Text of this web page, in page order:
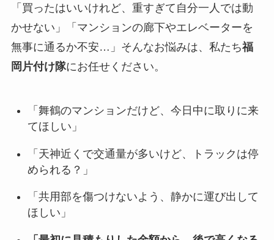
「買ったはいいけれど、重すぎて自分一人では動
かせない」「マンションの廊下やエレベーターを
無事に通るか不安…」そんなお悩みは、私たち福
岡片付け隊にお任せください。
「舞鶴のマンションだけど、今日中に取りに来
てほしい」
「天神近くで交通量が多いけど、トラックは停
められる？」
「共用部を傷つけないよう、静かに運び出して
ほしい」